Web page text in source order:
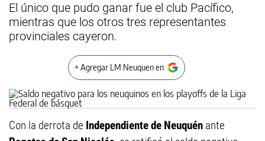
El único que pudo ganar fue el club Pacífico,
mientras que los otros tres representantes
provinciales cayeron.
+ Agregar LM Neuquen en
Con la derrota de Independiente de Neuquén ante